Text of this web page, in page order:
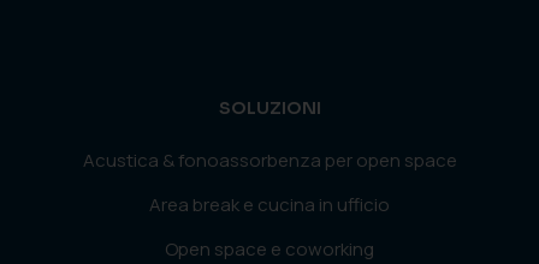
SOLUZIONI
Acustica & fonoassorbenza per open space
Area break e cucina in ufficio
Open space e coworking